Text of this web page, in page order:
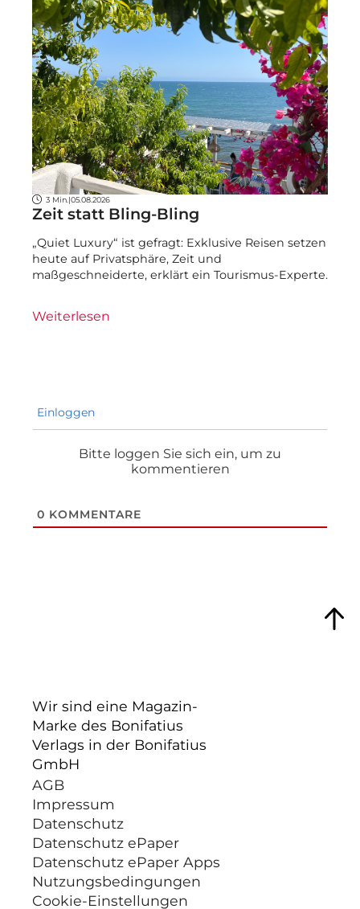
3 Min. |05.08.2026
Zeit statt Bling-Bling
„Quiet Luxury“ ist gefragt: Exklusive Reisen setzen
heute auf Privatsphäre, Zeit und
maßgeschneiderte, erklärt ein Tourismus-Experte.
Weiterlesen
Einloggen
Bitte loggen Sie sich ein, um zu
kommentieren
0 KOMMENTARE
Wir sind eine Magazin-
Marke des Bonifatius
Verlags in der Bonifatius
GmbH
AGB
Impressum
Datenschutz
Datenschutz ePaper
Datenschutz ePaper Apps
Nutzungsbedingungen
Cookie-Einstellungen